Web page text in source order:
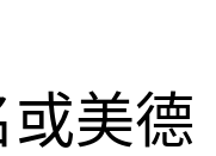
美德